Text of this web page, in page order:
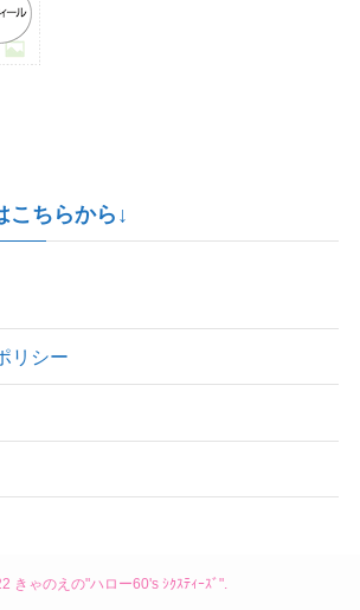
こちらから↓
リシー
きゃのえの"ハロー60's ｼｸｽﾃｨｰｽﾞ".